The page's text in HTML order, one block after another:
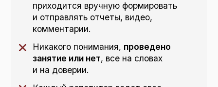
приходится вручную формировать
и отправлять отчеты, видео,
комментарии.
Никакого понимания, проведено
занятие или нет, все на словах
и на доверии.